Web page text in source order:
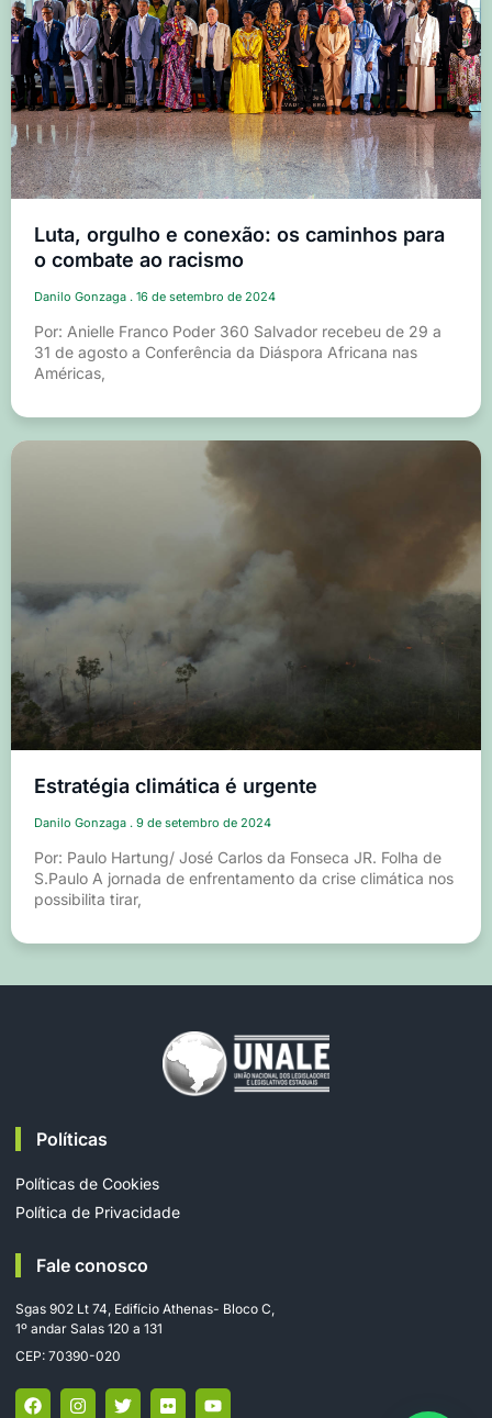
Luta, orgulho e conexão: os caminhos para
o combate ao racismo
Danilo Gonzaga 16 de setembro de 2024
Por: Anielle Franco Poder 360 Salvador recebeu de 29 a
31 de agosto a Conferência da Diáspora Africana nas
Américas,
Estratégia climática é urgente
Danilo Gonzaga 9 de setembro de 2024
Por: Paulo Hartung/ José Carlos da Fonseca JR. Folha de
S.Paulo A jornada de enfrentamento da crise climática nos
possibilita tirar,
Políticas
Políticas de Cookies
Política de Privacidade
Fale conosco
Sgas 902 Lt 74, Edifício Athenas- Bloco C,
1º andar Salas 120 a 131
CEP: 70390-020